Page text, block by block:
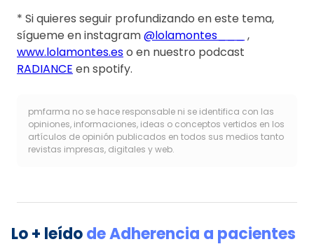
* Si quieres seguir profundizando en este tema,
sígueme en instagram@lolamontes___
,
www.lolamontes.eso en nuestro podcast
RADIANCE en spotify.
pmfarma no se hace responsable ni se identifica con las
opiniones, informaciones, ideas o conceptos vertidos en los
artículos de opinión publicados en todos sus medios tanto
revistas impresas, digitales y web.
Lo + leídodeAdherencia a pacientes